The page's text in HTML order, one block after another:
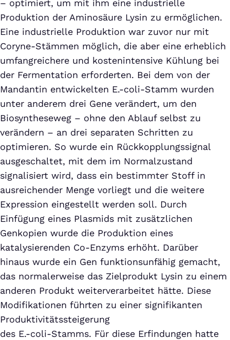
– optimiert, um mit ihm eine industrielle
Produktion der Aminosäure Lysin zu ermöglichen.
Eine industrielle Produktion war zuvor nur mit
Coryne-Stämmen möglich, die aber eine erheblich
umfangreichere und kostenintensive Kühlung bei
der Fermentation erforderten. Bei dem von der
Mandantin entwickelten E.-coli-Stamm wurden
unter anderem drei Gene verändert, um den
Biosyntheseweg – ohne den Ablauf selbst zu
verändern – an drei separaten Schritten zu
optimieren. So wurde ein Rückkopplungssignal
ausgeschaltet, mit dem im Normalzustand
signalisiert wird, dass ein bestimmter Stoff in
ausreichender Menge vorliegt und die weitere
Expression eingestellt werden soll. Durch
Einfügung eines Plasmids mit zusätzlichen
Genkopien wurde die Produktion eines
katalysierenden Co-Enzyms erhöht. Darüber
hinaus wurde ein Gen funktionsunfähig gemacht,
das normalerweise das Zielprodukt Lysin zu einem
anderen Produkt weiterverarbeitet hätte. Diese
Modifikationen führten zu einer signifikanten
Produktivitätssteigerung
des E.-coli-Stamms. Für diese Erfindungen hatte